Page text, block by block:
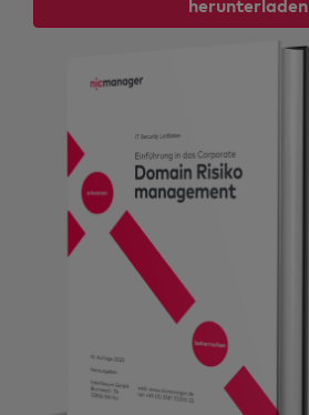
herunterladen